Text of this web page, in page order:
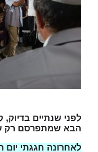
לפני שנתיים
הבא שמתפרסם רק